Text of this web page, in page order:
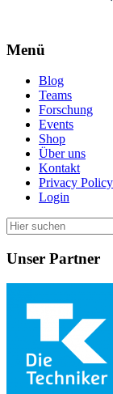
Menü
Blog
Teams
Forschung
Events
Shop
Über uns
Kontakt
Privacy Policy
Login
Unser Partner